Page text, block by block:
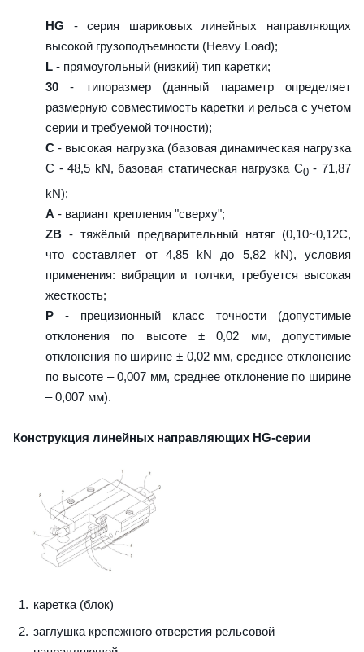
HG - серия шариковых линейных направляющих
высокой грузоподъемности (Heavy Load);
L - прямоугольный (низкий) тип каретки;
30 - типоразмер (данный параметр определяет
размерную совместимость каретки и рельса с учетом
серии и требуемой точности);
C - высокая нагрузка (базовая динамическая нагрузка
C - 48,5 kN, базовая статическая нагрузка С0- 71,87
kN);
A - вариант крепления "сверху";
ZB - тяжёлый предварительный натяг (0,10~0,12C,
что составляет от 4,85 kN до 5,82 kN), условия
применения: вибрации и толчки, требуется высокая
жесткость;
P - прецизионный класс точности (допустимые
отклонения по высоте ± 0,02 мм, допустимые
отклонения по ширине ± 0,02 мм, среднее отклонение
по высоте – 0,007 мм, среднее отклонение по ширине
– 0,007 мм).
Конструкция линейных направляющих HG-серии
каретка (блок)
заглушка крепежного отверстия рельсовой